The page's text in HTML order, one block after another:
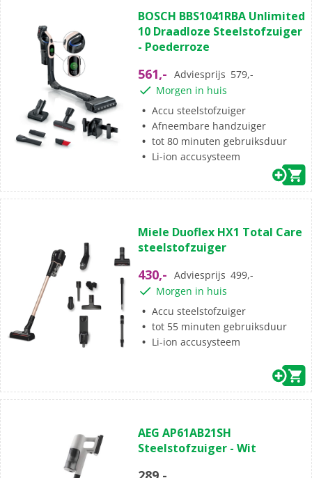
van
de
5
32
beoordelingen
BOSCH BBS1041RBA Unlimited
10 Draadloze Steelstofzuiger
- Poederroze
561,- Adviesprijs 579,-
Morgen in huis
Accu steelstofzuiger
Afneembare handzuiger
tot 80 minuten gebruiksduur
Li-ion accusysteem
van
de
sterren.
5
beoordelingen
Miele Duoflex HX1 Total Care
steelstofzuiger
430,- Adviesprijs 499,-
Morgen in huis
Accu steelstofzuiger
tot 55 minuten gebruiksduur
Li-ion accusysteem
van
de
AEG AP61AB21SH
Steelstofzuiger - Wit